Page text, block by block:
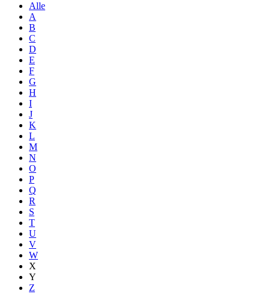
Alle
A
B
C
D
E
F
G
H
I
J
K
L
M
N
O
P
Q
R
S
T
U
V
W
X
Y
Z